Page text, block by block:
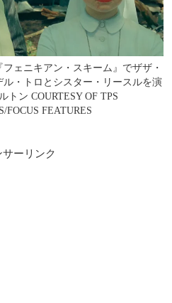
ェニキアン・スキーム』でザザ・
・トロとシスター・リースルを演
トン COURTESY OF TPS
FOCUS FEATURES
サーリンク